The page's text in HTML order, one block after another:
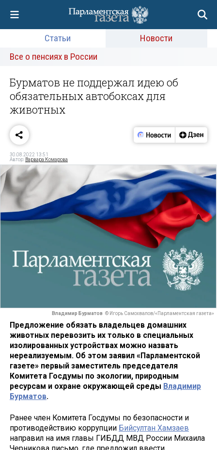
Статьи
Новости
Все о пенсиях в России
Бурматов не поддержал идею об
обязательных автобоксах для
животных
30.08.2022 13:51
Автор: Варвара Комарова
Владимир Бурматов © Игорь Самохвалов/«Парламентская газета»
Предложение обязать владельцев домашних
животных перевозить их только в специальных
изолированных устройствах можно назвать
нереализуемым. Об этом заявил «Парламентской
газете» первый заместитель председателя
Комитета Госдумы по экологии, природным
ресурсам и охране окружающей среды Владимир
Бурматов.
Ранее член Комитета Госдумы по безопасности и
противодействию коррупции Бийсултан Хамзаев
направил на имя главы ГИБДД МВД России Михаила